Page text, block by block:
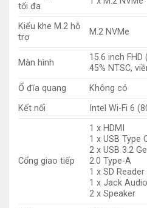
tối đa
Kiểu khe M.2 hỗ
trợ
M.2 NVMe
Màn hình
15.6 inch FHD
45% NTSC,
Ổ đĩa quang
Không có
Kết nối
Intel Wi-Fi 6
Cổng giao tiếp
1 x HDMI
1 x USB Type
2 x USB 3.2
2.0 Type-A
1 x SD Reader
1 x Jack
2 x Speaker